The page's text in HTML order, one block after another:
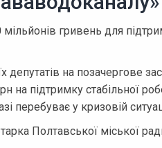
гривень для
депутатів на позачергове
на підтримку стабільної
перебуває у кризовій
Полтавської міської